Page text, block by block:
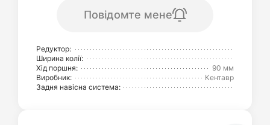
Повідомте мене
Редуктор:
Ширина колії:
Хід поршня:
90 мм
Виробник:
Кентавр
Задня навісна система: